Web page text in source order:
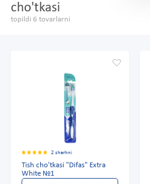
cho'tkasi
topildi 6 tovarlarni
2 sharhni
Tish cho'tkasi "Difas" Extra
White №1